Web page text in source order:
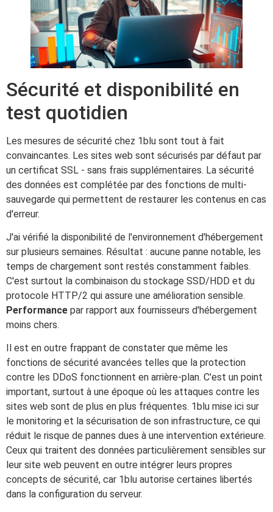
Sécurité et disponibilité en
test quotidien
Les mesures de sécurité chez 1blu sont tout à fait
convaincantes. Les sites web sont sécurisés par défaut par
un certificat SSL - sans frais supplémentaires. La sécurité
des données est complétée par des fonctions de multi-
sauvegarde qui permettent de restaurer les contenus en cas
d'erreur.
J'ai vérifié la disponibilité de l'environnement d'hébergement
sur plusieurs semaines. Résultat : aucune panne notable, les
temps de chargement sont restés constamment faibles.
C'est surtout la combinaison du stockage SSD/HDD et du
protocole HTTP/2 qui assure une amélioration sensible.
Performance par rapport aux fournisseurs d'hébergement
moins chers.
Il est en outre frappant de constater que même les
fonctions de sécurité avancées telles que la protection
contre les DDoS fonctionnent en arrière-plan. C'est un point
important, surtout à une époque où les attaques contre les
sites web sont de plus en plus fréquentes. 1blu mise ici sur
le monitoring et la sécurisation de son infrastructure, ce qui
réduit le risque de pannes dues à une intervention extérieure.
Ceux qui traitent des données particulièrement sensibles sur
leur site web peuvent en outre intégrer leurs propres
concepts de sécurité, car 1blu autorise certaines libertés
dans la configuration du serveur.